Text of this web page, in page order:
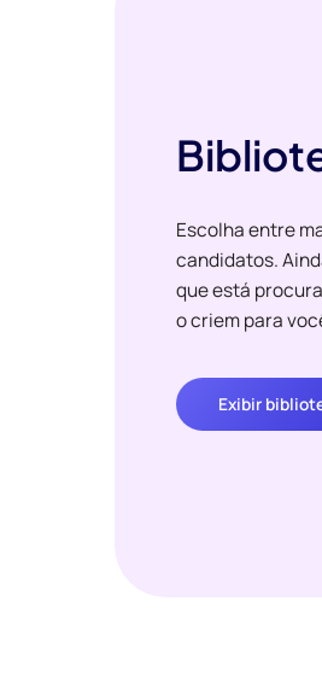
Escolha entre
candidatos.
que está
o criem para
Exibir